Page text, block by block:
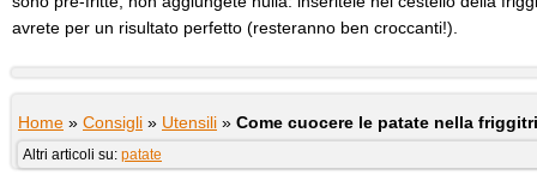
avrete per un risultato perfetto (resteranno ben croccanti!).
Home » Consigli » Utensili » Come cuocere le patate nella
Altri articoli su: patate